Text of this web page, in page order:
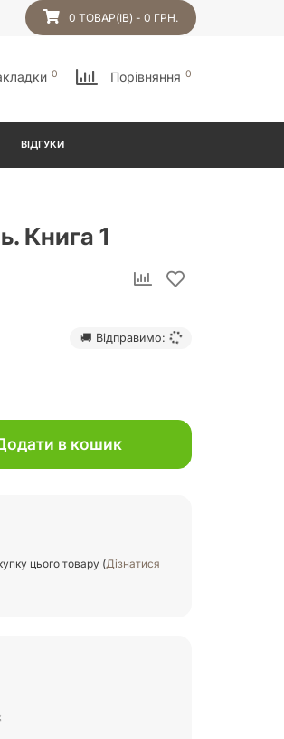
0 ТОВАР(ІВ) - 0 ГРН.
0 Порівняння 0
ВІДГУКИ
Книга 1
🚚 Відправимо:
в кошик
цього товару (Дізнатися